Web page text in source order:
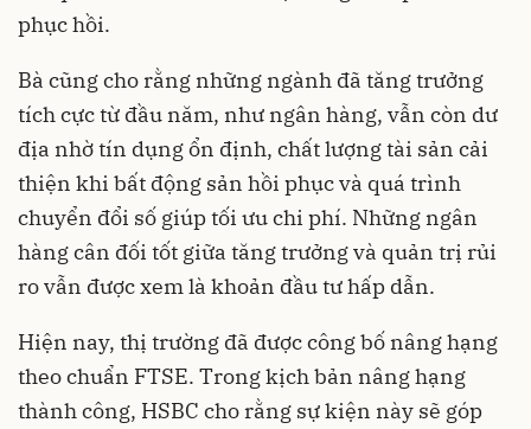
phục hồi.
Bà cũng cho rằng những ngành đã tăng trưởng
tích cực từ đầu năm, như ngân hàng, vẫn còn dư
địa nhờ tín dụng ổn định, chất lượng tài sản cải
thiện khi bất động sản hồi phục và quá trình
chuyển đổi số giúp tối ưu chi phí. Những ngân
hàng cân đối tốt giữa tăng trưởng và quản trị rủi
ro vẫn được xem là khoản đầu tư hấp dẫn.
Hiện nay, thị trường đã được công bố nâng hạng
theo chuẩn FTSE. Trong kịch bản nâng hạng
thành công, HSBC cho rằng sự kiện này sẽ góp